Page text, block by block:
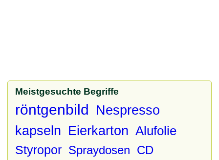
Meistgesuchte Begriffe
röntgenbild Nespresso
kapseln Eierkarton Alufolie
Styropor Spraydosen CD